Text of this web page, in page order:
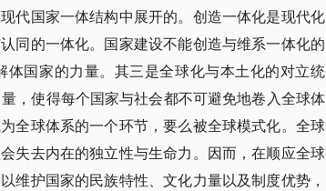
代国家一体结构中展开的。创造一体化是现代化
同的一体化。国家建设不能创造与维系一体化的
国家的力量。其三是全球化与本土化的对立统
，使得每个国家与社会都不可避免地卷入全球体
全球体系的一个环节，要么被全球模式化。全球
失去内在的独立性与生命力。因而，在顺应全球
维护国家的民族特性、文化力量以及制度优势，